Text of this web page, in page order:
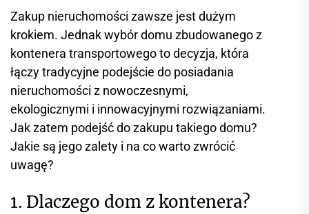
m
a
y
j
n
y
Zakup nieruchomości zawsze jest dużym
krokiem. Jednak wybór domu zbudowanego z
kontenera transportowego to decyzja, która
łączy tradycyjne podejście do posiadania
nieruchomości z nowoczesnymi,
ekologicznymi i innowacyjnymi rozwiązaniami.
Jak zatem podejść do zakupu takiego domu?
Jakie są jego zalety i na co warto zwrócić
uwagę?
1. Dlaczego dom z kontenera?